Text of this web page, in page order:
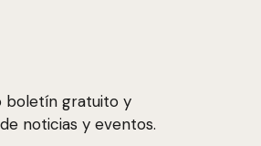
boletín gratuito y
noticias y eventos.